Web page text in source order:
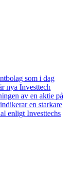
som i dag
nya Investtech
av en aktie på
en starkare
enligt Investtechs